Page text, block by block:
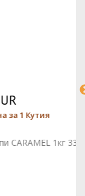
1кг 3325291